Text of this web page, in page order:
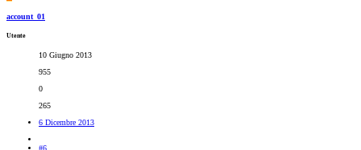
account_01
Utente
10 Giugno 2013
955
0
265
6 Dicembre 2013
#6